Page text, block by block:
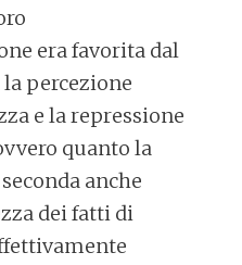
era favorita dal
la percezione
e la repressione
quanto la
anche
dei fatti di